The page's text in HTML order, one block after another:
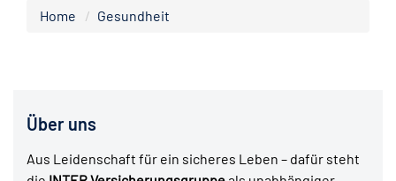
Home Gesundheit
Über uns
Aus Leidenschaft für ein sicheres Leben – dafür steht